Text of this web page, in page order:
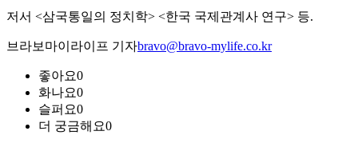
저서 <삼국통일의 정치학> <한국 국제관계사 연구> 등.
브라보마이라이프 기자bravo@bravo-mylife.co.kr
좋아요0
화나요0
슬퍼요0
더 궁금해요0